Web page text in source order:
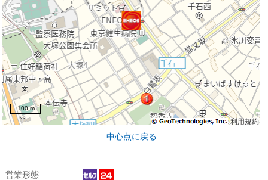
利用規約
100 m
中心点に戻る
営業形態